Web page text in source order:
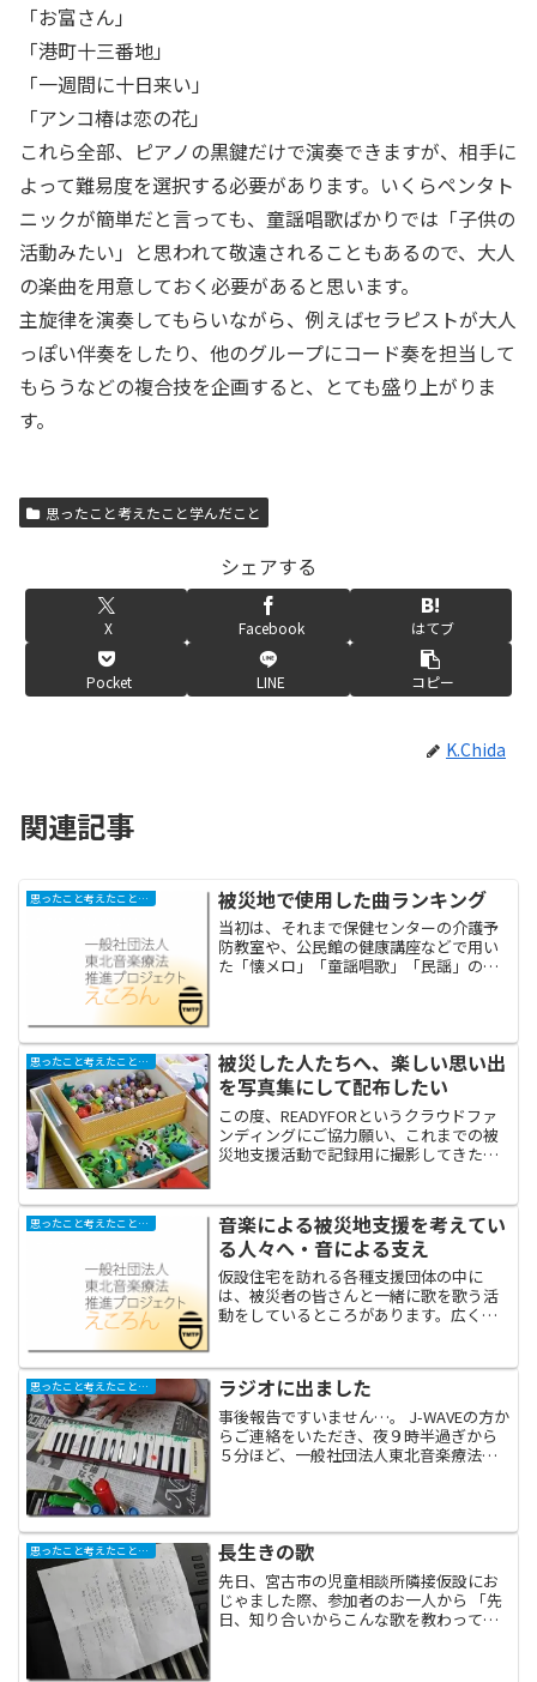
「お富さん」
「港町十三番地」
「一週間に十日来い」
「アンコ椿は恋の花」
これら全部、ピアノの黒鍵だけで演奏できますが、相手に
よって難易度を選択する必要があります。いくらペンタト
ニックが簡単だと言っても、童謡唱歌ばかりでは「子供の
活動みたい」と思われて敬遠されることもあるので、大人
の楽曲を用意しておく必要があると思います。
主旋律を演奏してもらいながら、例えばセラピストが大人
っぽい伴奏をしたり、他のグループにコード奏を担当して
もらうなどの複合技を企画すると、とても盛り上がりま
す。
思ったこと考えたこと学んだこと
シェアする
X Facebook はてブ
Pocket LINE コピー
K.Chida
関連記事
思ったこと考えたこと学んだこと 被災地で使用した曲ランキング
当初は、それまで保健センターの介護予
防教室や、公民館の健康講座などで用い
た「懐メロ」「童謡唱歌」「民謡」の歌
募っているうちにどんどん...
思ったこと考えたこと学んだこと
被災した人たちへ、楽しい思い出
を写真集にして配布したい
この度、READYFORというクラウドファ
ンディングにご協力願い、これまでの被
災地支援活動で記録用に撮影してきた画
た関係各位へ無料配布する‥というプロ
ジェクトを開始いた...
思ったこと考えたこと学んだこと
音楽による被災地支援を考えてい
る人々へ・音による支え
仮設住宅を訪れる各種支援団体の中に
は、被災者の皆さんと一緒に歌を歌う活
動をしているところがあります。広く知
時にはアカペラで、時にはギターなどの
伴奏付きで合唱しています。...
思ったこと考えたこと学んだこと ラジオに出ました
事後報告ですいません…。 J-WAVEの方か
らご連絡をいただき、夜９時半過ぎから
５分ほど、一般社団法人東北音楽療法推
している我々とし...
思ったこと考えたこと学んだこと 長生きの歌
先日、宮古市の児童相談所隣接仮設にお
じゃました際、参加者のお一人から 「先
日、知り合いからこんな歌を教わってき